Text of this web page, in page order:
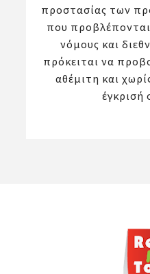
προστασίας των
που
νόμους και
πρόκειται να
αθέμιτη και
έγκρισή